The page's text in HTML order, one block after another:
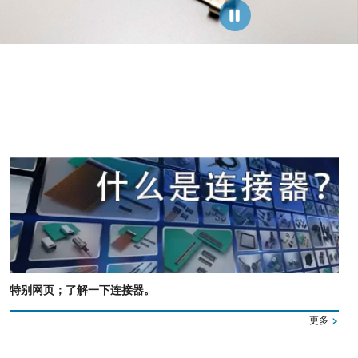
特别网页；了解一下连接器。
更多